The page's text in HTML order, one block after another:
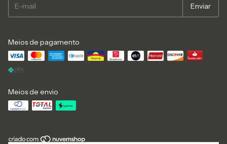
Meios de pagamento
Meios de envio